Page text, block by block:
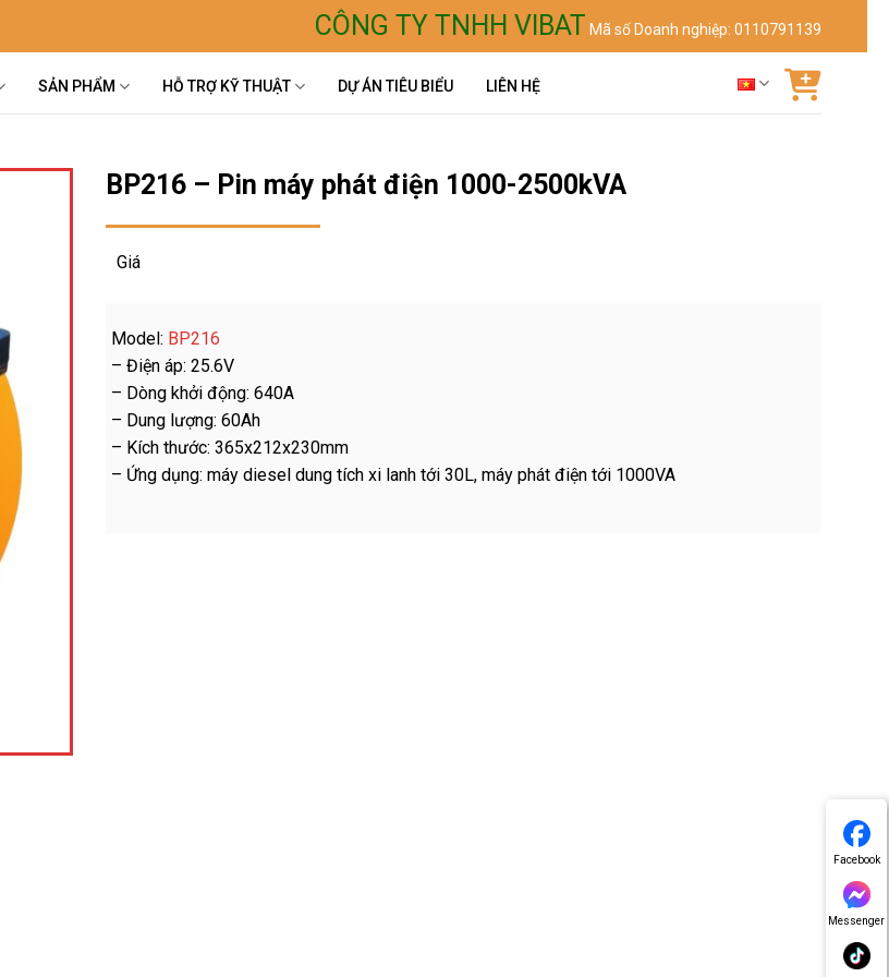
CÔNG TY TNHH VIBAT Mã số Doanh nghiệp: 0110791139
SẢN PHẨM HỖ TRỢ KỸ THUẬT DỰ ÁN TIÊU BIỂU LIÊN HỆ
BP216 – Pin máy phát điện 1000-2500kVA
Giá
Model: BP216
– Điện áp: 25.6V
– Dòng khởi động: 640A
– Dung lượng: 60Ah
– Kích thước: 365x212x230mm
– Ứng dụng: máy diesel dung tích xi lanh tới 30L, máy phát điện tới 1000VA
Facebook
Messenger